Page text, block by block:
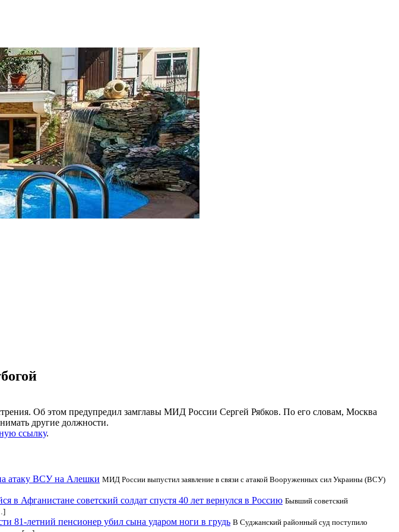
Об этом предупредил замглавы МИД России Сергей Рябков. По его словам, Москва
другие должности.
ссылку.
атаку ВСУ на Алешки МИД России выпустил заявление в связи с атакой Вооруженных сил Украины (ВСУ)
в Афганистане советский солдат спустя 40 лет вернулся в Россию Бывший советский
81-летний пенсионер убил сына ударом ноги в грудь В Суджанский районный суд поступило